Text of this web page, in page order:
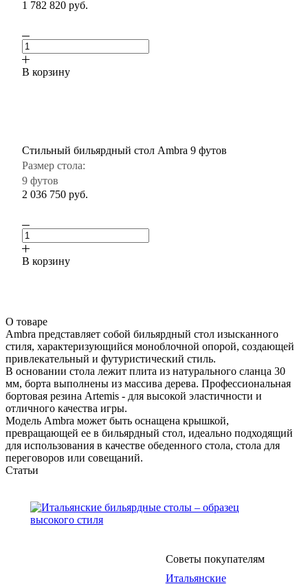
1 782 820 руб.
В корзину
Стильный бильярдный стол Ambra 9 футов
Размер стола:
9 футов
2 036 750 руб.
В корзину
О товаре
Ambra представляет собой бильярдный стол изысканного
стиля, характеризующийся моноблочной опорой, создающей
привлекательный и футуристический стиль.
В основании стола лежит плита из натурального сланца 30
мм, борта выполнены из массива дерева. Профессиональная
бортовая резина Artemis - для высокой эластичности и
отличного качества игры.
Модель Ambra может быть оснащена крышкой,
превращающей ее в бильярдный стол, идеально подходящий
для использования в качестве обеденного стола, стола для
переговоров или совещаний.
Статьи
Советы покупателям
Итальянские